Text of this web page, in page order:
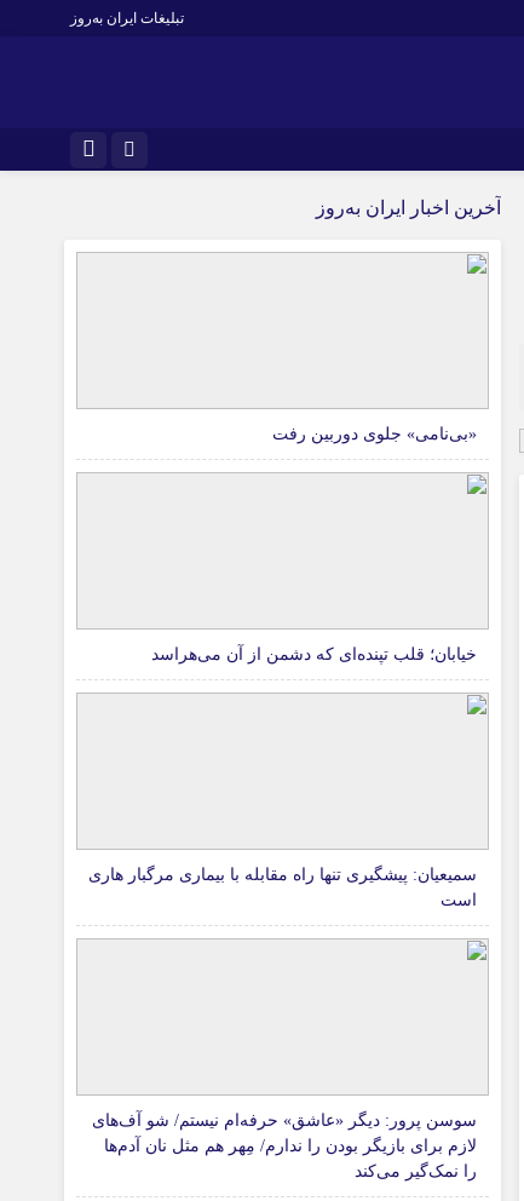
تبلیغات ایران به‌روز
آخرین اخبار ایران به‌روز
«بی‌نامی» جلوی دوربین رفت
خیابان؛ قلب تپنده‌ای که دشمن از آن می‌هراسد
سمیعیان: پیشگیری تنها راه مقابله با بیماری مرگبار هاری
است
سوسن پرور: دیگر «عاشق» حرفه‌ام نیستم/ شو آف‌های
لازم برای بازیگر بودن را ندارم/ مِهر هم مثل نان آدم‌ها
را نمک‌گیر می‌کند